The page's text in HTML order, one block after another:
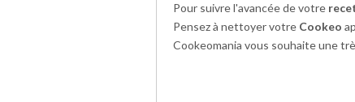
Pour suivre l'avancée de votre
Pensez à nettoyer votre Cookeo
Cookeomania vous souhaite une